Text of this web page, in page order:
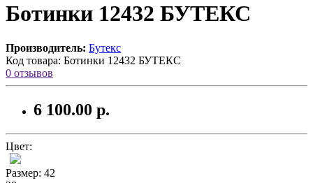
Ботинки 12432 БУТЕКС
Производитель: Бутекс
Код товара: Ботинки 12432 БУТЕКС
0 отзывов
6 100.00 р.
Цвет:
Размер: 42